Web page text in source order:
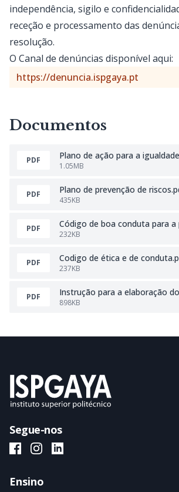
independência, sigilo e
receção e processamento das
resolução.
O Canal de denúncias disponível aqui:
https://denuncia.ispgaya.pt
Documentos
PDF
1.05MB
PDF Plano de prevenção de
435KB
PDF
232KB
PDF Codigo de ética e de
237KB
PDF
898KB
Segue-nos
ISPGAYA Facebook
ISPGAYA Instagram
ISPGAYA LinkedIn
Ensino